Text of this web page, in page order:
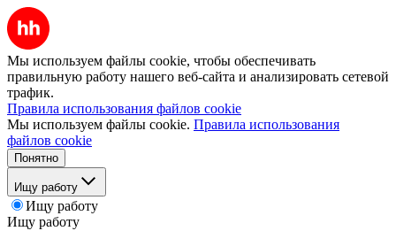
Мы используем файлы cookie, чтобы обеспечивать
правильную работу нашего веб-сайта и анализировать сетевой
трафик.
Правила использования файлов cookie
Мы используем файлы cookie. Правила использования
файлов cookie
Понятно
Ищу работу
Ищу работу
Ищу работу